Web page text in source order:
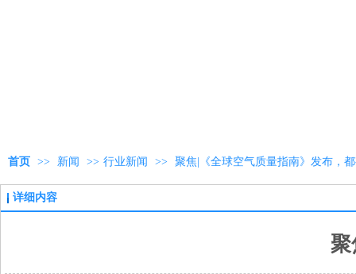
首页 >> 新闻 >> 行业新闻 >> 聚焦|《全球空气质量指南》发布，
详细内容
聚